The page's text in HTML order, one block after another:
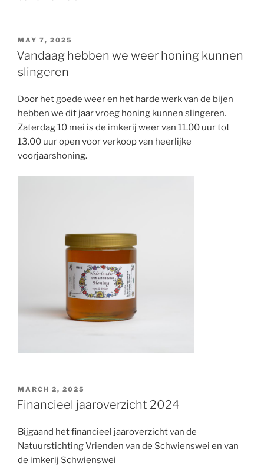
POSTED
ON
MAY 7, 2025
Vandaag hebben we weer honing kunnen
slingeren
Door het goede weer en het harde werk van de bijen
hebben we dit jaar vroeg honing kunnen slingeren.
Zaterdag 10 mei is de imkerij weer van 11.00 uur tot
13.00 uur open voor verkoop van heerlijke
voorjaarshoning.
POSTED
ON
MARCH 2, 2025
Financieel jaaroverzicht 2024
Bijgaand het financieel jaaroverzicht van de
Natuurstichting Vrienden van de Schwienswei en van
de imkerij Schwienswei